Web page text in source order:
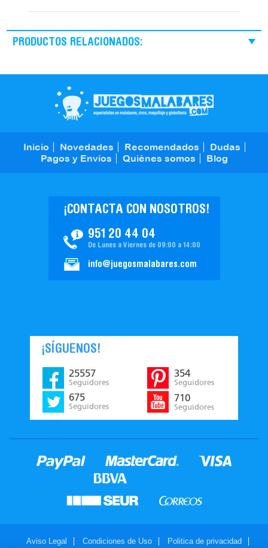
PRODUCTOS RELACIONADOS:
Inicio Novedades Recomendados
Dudas
Pagos y Envíos
Quiénes somos Blog
951 20 44 04
¡CONTACTA CON NOSOTROS!
De Lunes a Viernes de 09:00 a 14:00
info@juegosmalabares.com
¡SÍGUENOS!
25557
Seguidores
675
Seguidores
354
Seguidores
710
Seguidores
Aviso Legal Condiciones de Uso
Politica de privacidad